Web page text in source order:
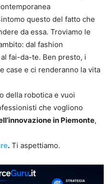
questo del fatto che
da essa. Troviamo le
dal fashion
al fai-da-te. Ben presto, i
case e ci renderanno la vita
della robotica e vuoi
che vogliono
in Piemonte,
. Ti aspettiamo.